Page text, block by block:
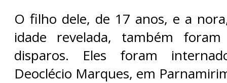
O filho dele, de 17 anos, e a
idade revelada, também
disparos. Eles foram
Deoclécio Marques, em